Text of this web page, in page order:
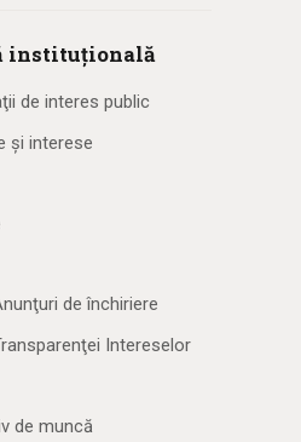
instituțională
de interes public
și interese
de închiriere
Intereselor
de muncă